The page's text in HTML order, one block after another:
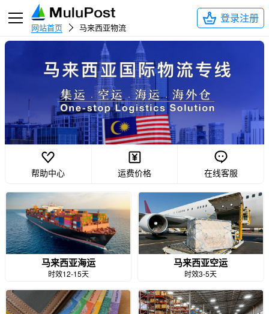
网站首页 马来西亚物流
登录注册
帮助中心 运费价格 在线客服
马来西亚海运
时效12-15天
马来西亚空运
时效3-5天